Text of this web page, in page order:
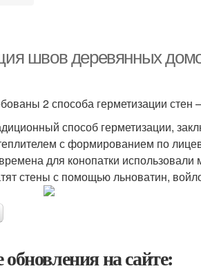
швов деревянных
2 способа герметизации
способ герметизации,
с формированием по
для конопатки
стены с помощью льноватин,
на сайте: